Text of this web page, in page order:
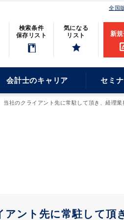
全国
検索条件
保存リスト
気になる
リスト
新
会計士のキャリア セミ
社のクライアント先に常駐して頂き、経理
アント先に常駐して頂